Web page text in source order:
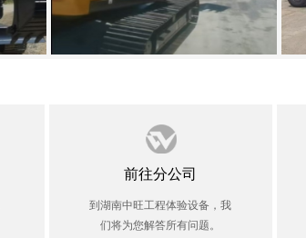
前往分公司
到湖南中旺工程体验设备，我
们将为您解答所有问题。